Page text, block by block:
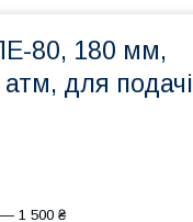
80, 180 мм,
для подачі
— 1 500 ₴